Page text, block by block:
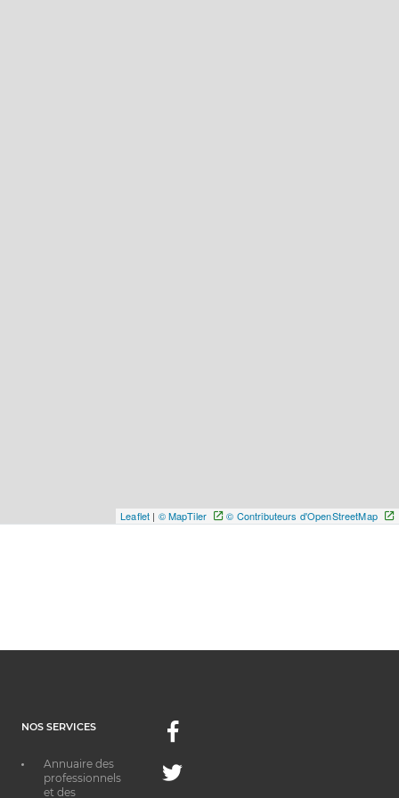
Leaflet | © MapTiler © Contributeurs d'OpenStreetMap
NOS SERVICES
Annuaire des
professionnels
et des
Facebook
Twitter